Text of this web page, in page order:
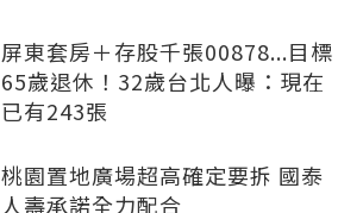
屏東套房＋存股千張00878...目標
65歲退休！32歲台北人曝：現在
已有243張
桃園置地廣場超高確定要拆 國泰
人壽承諾全力配合